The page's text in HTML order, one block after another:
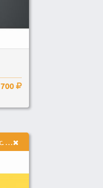
700
Настрою сайт в сервисе Яндекс. Вебмастер, под ключ